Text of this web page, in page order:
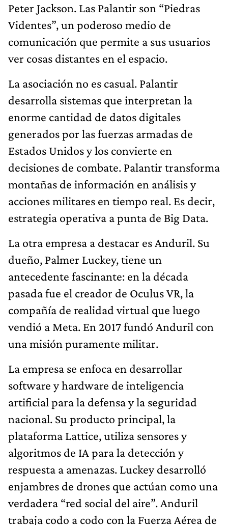
Peter Jackson. Las Palantir son “Piedras
Videntes”, un poderoso medio de
comunicación que permite a sus usuarios
ver cosas distantes en el espacio.
La asociación no es casual. Palantir
desarrolla sistemas que interpretan la
enorme cantidad de datos digitales
generados por las fuerzas armadas de
Estados Unidos y los convierte en
decisiones de combate. Palantir transforma
montañas de información en análisis y
acciones militares en tiempo real. Es decir,
estrategia operativa a punta de Big Data.
La otra empresa a destacar es Anduril. Su
dueño, Palmer Luckey, tiene un
antecedente fascinante: en la década
pasada fue el creador de Oculus VR, la
compañía de realidad virtual que luego
vendió a Meta. En 2017 fundó Anduril con
una misión puramente militar.
La empresa se enfoca en desarrollar
software y hardware de inteligencia
artificial para la defensa y la seguridad
nacional. Su producto principal, la
plataforma Lattice, utiliza sensores y
algoritmos de IA para la detección y
respuesta a amenazas. Luckey desarrolló
enjambres de drones que actúan como una
verdadera “red social del aire”. Anduril
trabaja codo a codo con la Fuerza Aérea de